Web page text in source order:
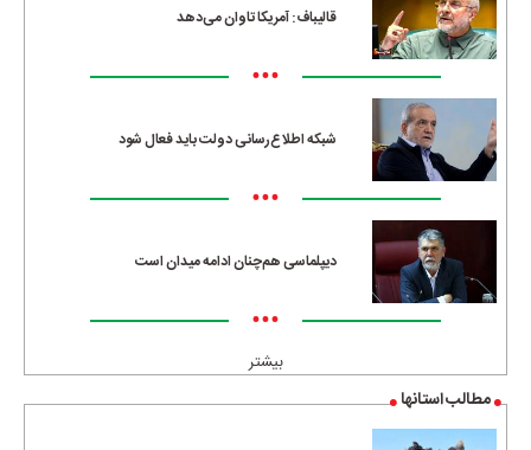
قالیباف: آمریکا تاوان می‌دهد
•••
شبکه اطلاع‌رسانی دولت باید فعال شود
•••
دیپلماسی هم‌چنان ادامه میدان است
•••
بیشتر
مطالب استانها